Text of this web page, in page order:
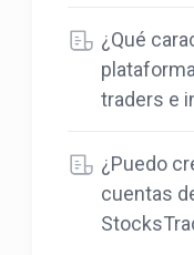
¿Qué
traders e
¿Puedo
cuentas